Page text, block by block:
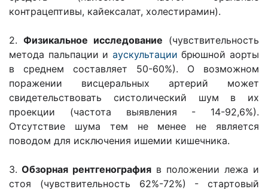
контрацептивы, кайексалат, холестирамин).
2. Физикальное исследование (чувствительность
метода пальпации и аускультации брюшной аорты
в среднем составляет 50-60%). О возможном
поражении висцеральных артерий может
свидетельствовать систолический шум в их
проекции (частота выявления - 14-92,6%).
Отсутствие шума тем не менее не является
поводом для исключения ишемии кишечника.
3. Обзорная рентгенография в положении лежа и
стоя (чувствительность 62%-72%) - стартовый